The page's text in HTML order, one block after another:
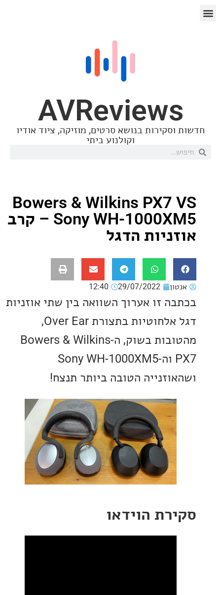
בנושא סרטים, מוזיקה, ציוד אודיו
וקולנוע ביתי
Bowers & Wilkins PX7
Sony WH-1000XM5 – קרב
הדגל
29/07/2022
12:40
זו אערוך השוואה בין שתי אוזניות
דגל אלחוטיות בתצורת Over Ear,
מהטובות בשוק, ה-Bowers & Wilkins
PX7 וה-Sony WH-1000XM5
הטובה ביותר תנצח!
הוידאו